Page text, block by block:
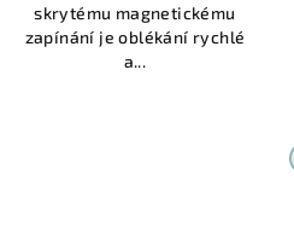
skrytému magnetickému
zapínání je oblékání rychlé
a...